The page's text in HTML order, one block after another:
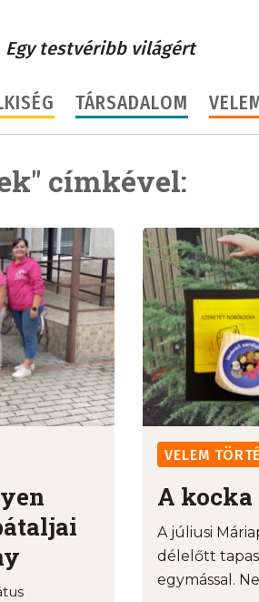
Egy testvéribb világért
TÁRSADALOM
címkével:
VELEM
A
A júliusi
délelőtt
egymással.